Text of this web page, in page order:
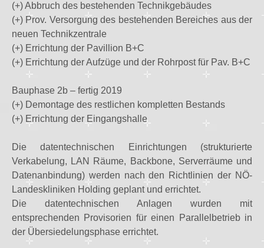
(+) Abbruch des bestehenden Technikgebäudes
(+) Prov. Versorgung des bestehenden Bereiches aus der
neuen Technikzentrale
(+) Errichtung der Pavillion B+C
(+) Errichtung der Aufzüge und der Rohrpost für Pav. B+C
Bauphase 2b – fertig 2019
(+) Demontage des restlichen kompletten Bestands
(+) Errichtung der Eingangshalle
Die datentechnischen Einrichtungen (strukturierte
Verkabelung, LAN Räume, Backbone, Serverräume und
Datenanbindung) werden nach den Richtlinien der NÖ-
Landeskliniken Holding geplant und errichtet.
Die datentechnischen Anlagen wurden mit
entsprechenden Provisorien für einen Parallelbetrieb in
der Übersiedelungsphase errichtet.